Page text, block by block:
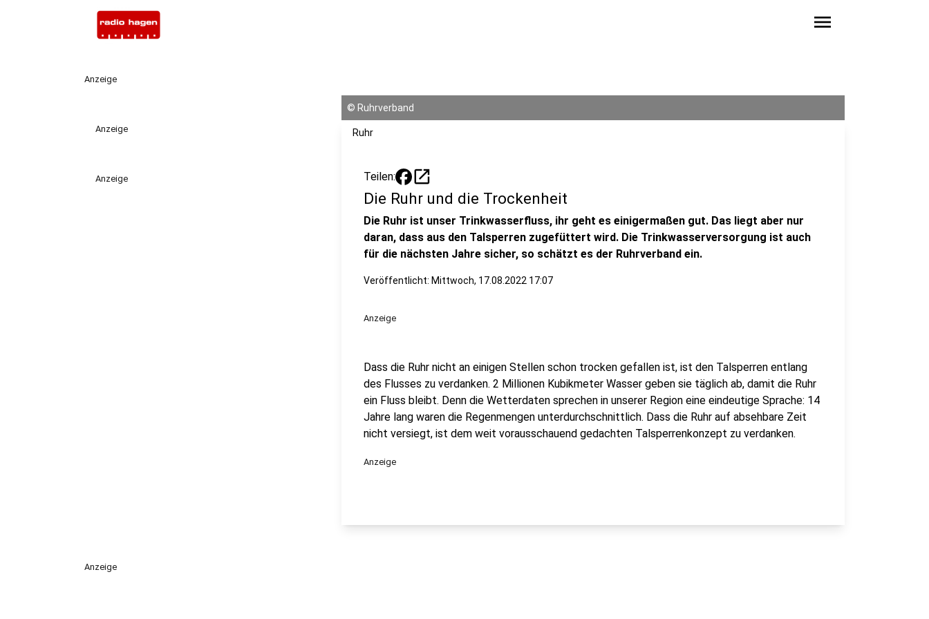
menu
Anzeige
Anzeige
Anzeige
© Ruhrverband
Ruhr
Teilen: open_in_new
Die Ruhr und die Trockenheit
Die Ruhr ist unser Trinkwasserfluss, ihr geht es einigermaßen gut. Das liegt aber nur
daran, dass aus den Talsperren zugefüttert wird. Die Trinkwasserversorgung ist auch
für die nächsten Jahre sicher, so schätzt es der Ruhrverband ein.
Veröffentlicht: Mittwoch, 17.08.2022 17:07
Anzeige
Dass die Ruhr nicht an einigen Stellen schon trocken gefallen ist, ist den Talsperren entlang
des Flusses zu verdanken. 2 Millionen Kubikmeter Wasser geben sie täglich ab, damit die Ruhr
ein Fluss bleibt. Denn die Wetterdaten sprechen in unserer Region eine eindeutige Sprache: 14
Jahre lang waren die Regenmengen unterdurchschnittlich. Dass die Ruhr auf absehbare Zeit
nicht versiegt, ist dem weit vorausschauend gedachten Talsperrenkonzept zu verdanken.
Anzeige
Anzeige